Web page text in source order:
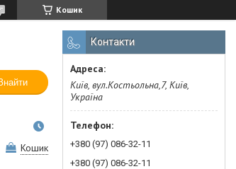
Кошик
Кошик
Контакти
Київ, вул.Костьольна,7, Київ,
Україна
+380 (97) 086-32-11
+380 (97) 086-32-11